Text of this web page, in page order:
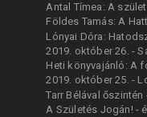
Antal Tímea: A
Földes Tamás: A
Lónyai Dóra:
2019. október 26. -
Heti könyvajánló: A
2019. október 25. -
Tarr Bélával őszintén
A Születés Jogán! -